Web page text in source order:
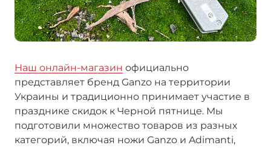
Наш онлайн-магазин официально
представляет бренд Ganzo на территории
Украины и традиционно принимает участие в
празднике скидок к Черной пятнице. Мы
подготовили множество товаров из разных
категорий, включая ножи Ganzo и Adimanti,